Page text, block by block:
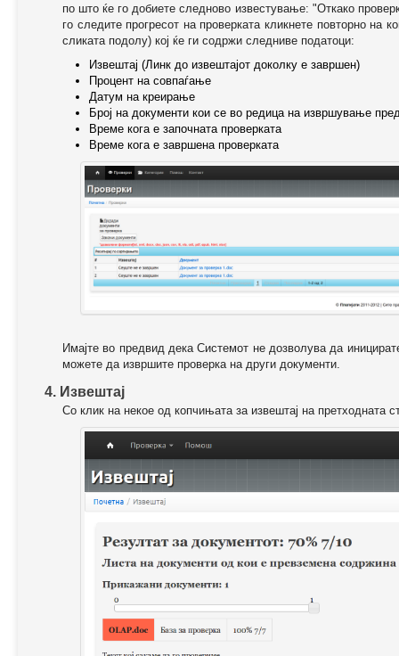
по што ќе го добиете следново известување: "Oткако
го следите прогресот на проверката кликнете повторно на
сликата подолу) кој ќе ги содржи следниве податоци:
Извештај (Линк до извештајот доколку е завршен)
Процент на совпаѓање
Датум на креирање
Број на документи кои се во редица на извршување
Време кога е започната проверката
Време кога е завршена проверката
Имајте во предвид дека Системот не дозволува да
можете да извршите проверка на други документи.
4. Извештај
Со клик на некое од копчињата за извештај на претходната